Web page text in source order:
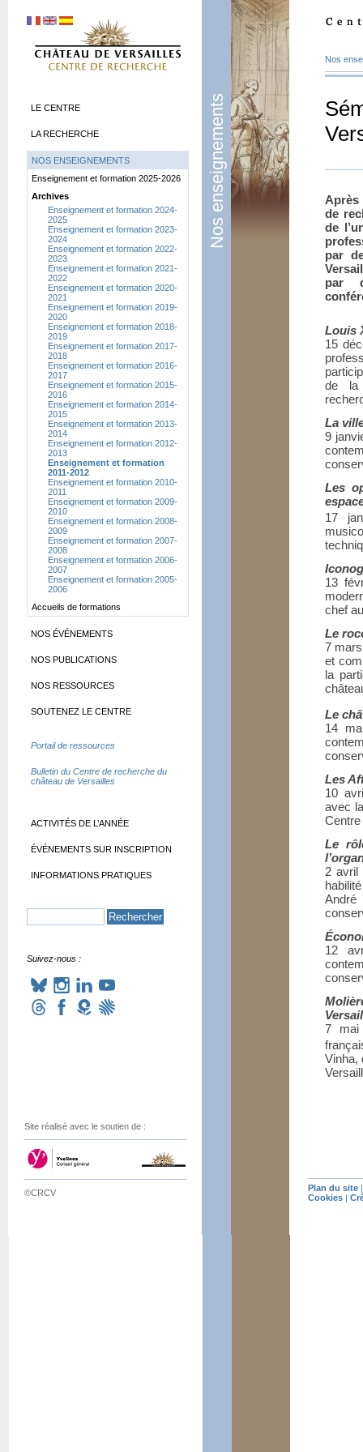
Nos enseignements
Nos
Après
de
de
par
par
Louis
15
de la
La
9
Les
17
13
chef
Le
7
et
la
Le
14
Les
10
avec
Le
2 avril
12
7 mai
Vinha,
LE CENTRE
LA RECHERCHE
NOS ENSEIGNEMENTS
Enseignement et formation 2025-2026
Archives
Enseignement et formation 2024-
2025
Enseignement et formation 2023-
2024
Enseignement et formation 2022-
2023
Enseignement et formation 2021-
2022
Enseignement et formation 2020-
2021
Enseignement et formation 2019-
2020
Enseignement et formation 2018-
2019
Enseignement et formation 2017-
2018
Enseignement et formation 2016-
2017
Enseignement et formation 2015-
2016
Enseignement et formation 2014-
2015
Enseignement et formation 2013-
2014
Enseignement et formation 2012-
2013
Enseignement et formation
2011-2012
Enseignement et formation 2010-
2011
Enseignement et formation 2009-
2010
Enseignement et formation 2008-
2009
Enseignement et formation 2007-
2008
Enseignement et formation 2006-
2007
Enseignement et formation 2005-
2006
Accueils de formations
NOS ÉVÉNEMENTS
NOS PUBLICATIONS
NOS RESSOURCES
SOUTENEZ LE CENTRE
Portail de ressources
Bulletin du Centre de recherche du
château de Versailles
ACTIVITÉS DE L’ANNÉE
ÉVÉNEMENTS SUR INSCRIPTION
INFORMATIONS PRATIQUES
Suivez-nous :
Site réalisé avec le soutien de :
©CRCV Plan du site
Cookies |